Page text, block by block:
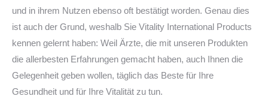
und in ihrem Nutzen ebenso oft bestätigt worden. Genau dies
ist auch der Grund, weshalb Sie Vitality International Products
kennen gelernt haben: Weil Ärzte, die mit unseren Produkten
die allerbesten Erfahrungen gemacht haben, auch Ihnen die
Gelegenheit geben wollen, täglich das Beste für Ihre
Gesundheit und für Ihre Vitalität zu tun.